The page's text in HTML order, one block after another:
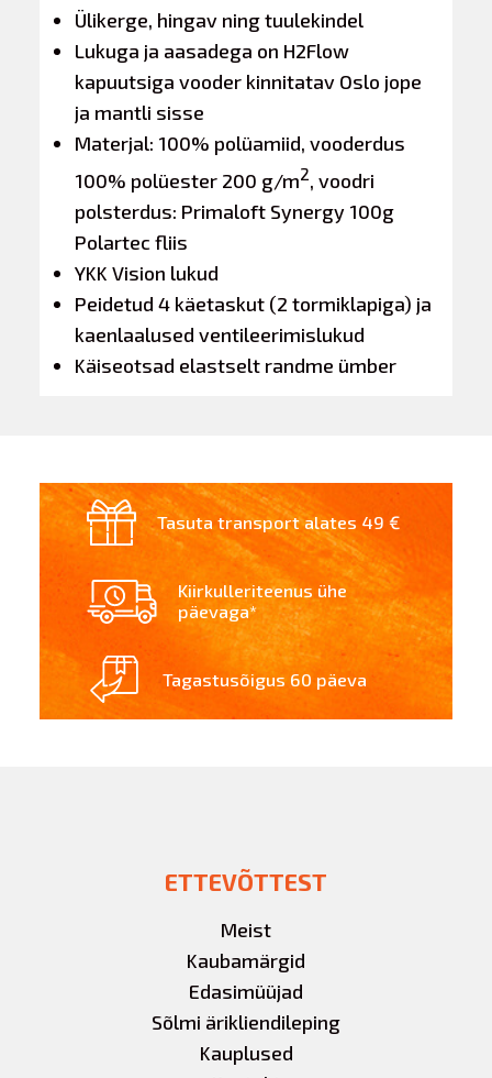
Ülikerge, hingav ning tuulekindel
Lukuga ja aasadega on H2Flow
kapuutsiga vooder kinnitatav Oslo jope
ja mantli sisse
Materjal: 100% polüamiid, vooderdus
100% polüester 200 g/m2, voodri
polsterdus: Primaloft Synergy 100g
Polartec fliis
YKK Vision lukud
Peidetud 4 käetaskut (2 tormiklapiga) ja
kaenlaalused ventileerimislukud
Käiseotsad elastselt randme ümber
Tasuta transport alates 49 €
Kiirkulleriteenus ühe
päevaga*
Tagastusõigus 60 päeva
ETTEVÕTTEST
Meist
Kaubamärgid
Edasimüüjad
Sõlmi ärikliendileping
Kauplused